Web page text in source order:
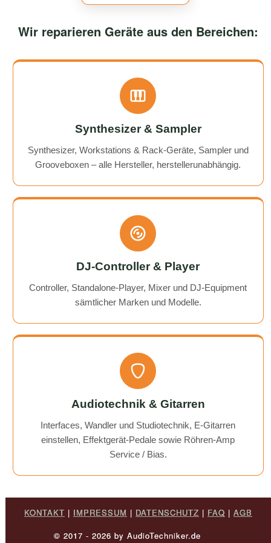
Wir reparieren Geräte aus den Bereichen:
Synthesizer & Sampler
Synthesizer, Workstations & Rack-Geräte, Sampler und
Grooveboxen – alle Hersteller, herstellerunabhängig.
DJ-Controller & Player
Controller, Standalone-Player, Mixer und DJ-Equipment
sämtlicher Marken und Modelle.
Audiotechnik & Gitarren
Interfaces, Wandler und Studiotechnik, E-Gitarren
einstellen, Effektgerät-Pedale sowie Röhren-Amp
Service / Bias.
KONTAKT | IMPRESSUM | DATENSCHUTZ | FAQ | AGB
© 2017 - 2026 by AudioTechniker.de